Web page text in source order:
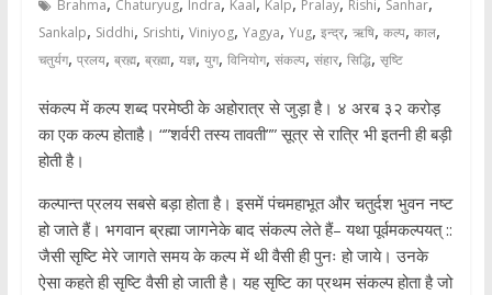
Brahma Chaturyug Indra Kaal Kalp Pralay Rishi Sanhar
Sankalp, Siddhi, Srishti, Viniyog, Yagya, Yug, इन्द्र, ऋषि, कल्प, काल,
चतुर्यग, प्रलय, ब्रह्म, ब्रह्मा, यज्ञ, युग, विनियोग, संकल्प, संहार, सिद्धि, सृष्टि
संकल्प में कल्प शब्द परमेष्ठी के अहोरात्र से जुड़ा है। ४ अरब ३२ करोड़
का एक कल्प होताहै। “”शर्वरी तस्य तावती”” सूत्र से रात्रि भी इतनी ही बड़ी
होती है।
कल्पान्त प्रलय सबसे बड़ा होता है। इसमें पंचमहाभूत और चतुर्दश भुवन नष्ट
हो जाते हैं। भगवान ब्रह्मा जागनेके बाद संकल्प लेते हैं– यथा पूर्वमकल्पयत् ::
जैसी सृष्टि मेरे जागते समय के कल्प में थी वैसी ही पुनः हो जाये। उनके
ऐसा कहते ही सृष्टि वैसी हो जाती है। यह सृष्टि का प्रथम संकल्प होता है जो